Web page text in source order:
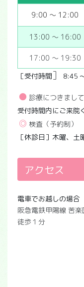
9:00 ～ 12:00
13:00 ～ 16:00
17:00 ～ 19:30
［受付時間］ 8:45
● 診療につきまし
受付時間内にご来院
◎ 検査（予約制）
［休診日］木曜、
アクセス
電車でお越しの場合
阪急電鉄甲陽線 苦
徒歩１分